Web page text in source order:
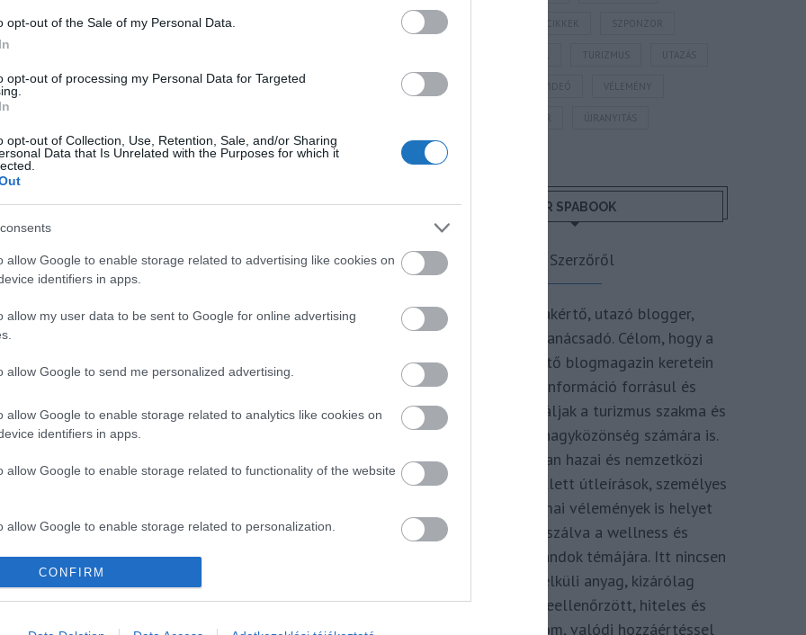
opt-out of the Sale of my Personal Data.
opt-out of processing my Personal Data for Targeted
opt-out of Collection, Use, Retention, Sale, and/or Sharing
Data that Is Unrelated with the Purposes for which it
allow Google to enable storage related to advertising like cookies on
identifiers in apps.
allow my user data to be sent to Google for online advertising
allow Google to send me personalized advertising.
allow Google to enable storage related to analytics like cookies on
identifiers in apps.
allow Google to enable storage related to functionality of the website
allow Google to enable storage related to personalization.
allow Google to enable storage related to security, including
functionality and fraud prevention, and other user protection.
CONFIRM
a “Sea Destinations” koncepciót, a
az utazásban”, ahol a tenger nem az egyetlen
az utasok átélhessék a felejthetetlen pillanatokat a
Nápoly, Genova, Isztanbul és Mykonos
a ”tengeri úti célok” a fedélzet
a Costa Cruises útvonalain a Földközi-
régióban képviseli a Costa Cruises márkát,
Hollandiában, Közép-Kelet-Európában, a Közel-
Az értékesítési és marketing csapatot
szakmai partnerhálózatának fejlesztése.
erősíti pozícióját a közép-kelet-európai
és Szlovákiában: Matus Tomasik veszi
Bottaro, értékesítési és marketingigazgató
iparágban.
is arra koncentrál, hogy újdonságokkal színesítse
STRAND SZAKMAI CIKKEK SZPONZOR
TURIZMUS UTAZÁS
VAKCINAÚTLEVÉL VIDEÓ VÉLEMÉNY
WIZZAIR ÚJRANYITÁS
MR SPABOOK
A Szerzőről
Turisztikai szakértő, utazó blogger,
vendégélmény tanácsadó. Célom, hogy a
kategória teremtő blogmagazin keretein
belül hiteles információ forrásul és
inspirációul szolgáljak a turizmus szakma és
az utazni vágyó nagyközönség számára is.
Repertoáromban hazai és nemzetközi
turizmus hírek mellett útleírások, személyes
ajánlók és szakmai vélemények is helyet
kapnak, fókuszálva a wellness és
termálfürdők, strandok témájára. Itt nincsen
hivatkozás nélküli anyag, kizárólag
többszörösen leellenőrzött, hiteles és
minőségi tartalom, valódi hozzáértéssel